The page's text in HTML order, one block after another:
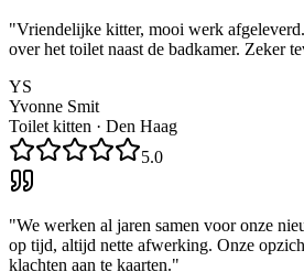
"Vriendelijke kitter, mooi werk
over het toilet naast de badkamer. Zeker
YS
Yvonne Smit
Toilet kitten · Den Haag
5.0
"We werken al jaren samen voor onze
op tijd, altijd nette afwerking. Onze
klachten aan te kaarten."